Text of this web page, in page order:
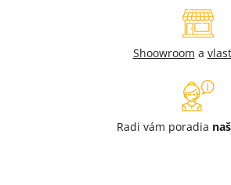
Shoowroom a
Radi vám poradia